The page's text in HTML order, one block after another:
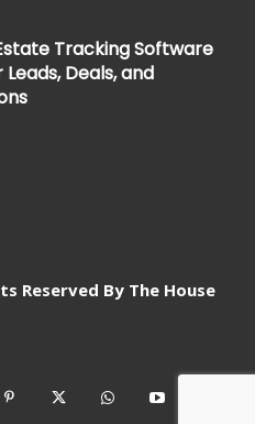
Tracking Software
Deals, and
Reserved By The House